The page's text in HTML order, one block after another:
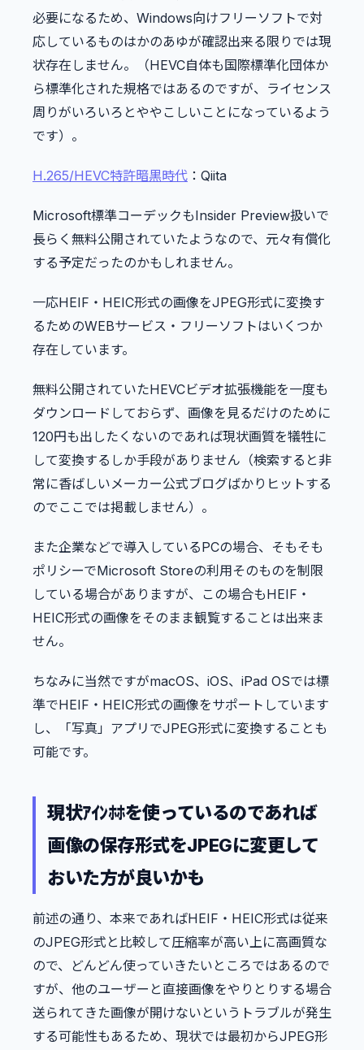
必要になるため、Windows向けフリーソフトで対
応しているものはかのあゆが確認出来る限りでは現
状存在しません。（HEVC自体も国際標準化団体か
ら標準化された規格ではあるのですが、ライセンス
周りがいろいろとややこしいことになっているよう
です）。
H.265/HEVC特許暗黒時代 ：Qiita
Microsoft標準コーデックもInsider Preview扱いで
長らく無料公開されていたようなので、元々有償化
する予定だったのかもしれません。
一応HEIF・HEIC形式の画像をJPEG形式に変換す
るためのWEBサービス・フリーソフトはいくつか
存在しています。
無料公開されていたHEVCビデオ拡張機能を一度も
ダウンロードしておらず、画像を見るだけのために
120円も出したくないのであれば現状画質を犠牲に
して変換するしか手段がありません（検索すると非
常に香ばしいメーカー公式ブログばかりヒットする
のでここでは掲載しません）。
また企業などで導入しているPCの場合、そもそも
ポリシーでMicrosoft Storeの利用そのものを制限
している場合がありますが、この場合もHEIF・
HEIC形式の画像をそのまま観覧することは出来ま
せん。
ちなみに当然ですがmacOS、iOS、iPad OSでは標
準でHEIF・HEIC形式の画像をサポートしています
し、「写真」アプリでJPEG形式に変換することも
可能です。
現状ｱｲﾝﾎﾎを使っているのであれば
画像の保存形式をJPEGに変更して
おいた方が良いかも
前述の通り、本来であればHEIF・HEIC形式は従来
のJPEG形式と比較して圧縮率が高い上に高画質な
ので、どんどん使っていきたいところではあるので
すが、他のユーザーと直接画像をやりとりする場合
送られてきた画像が開けないというトラブルが発生
する可能性もあるため、現状では最初からJPEG形